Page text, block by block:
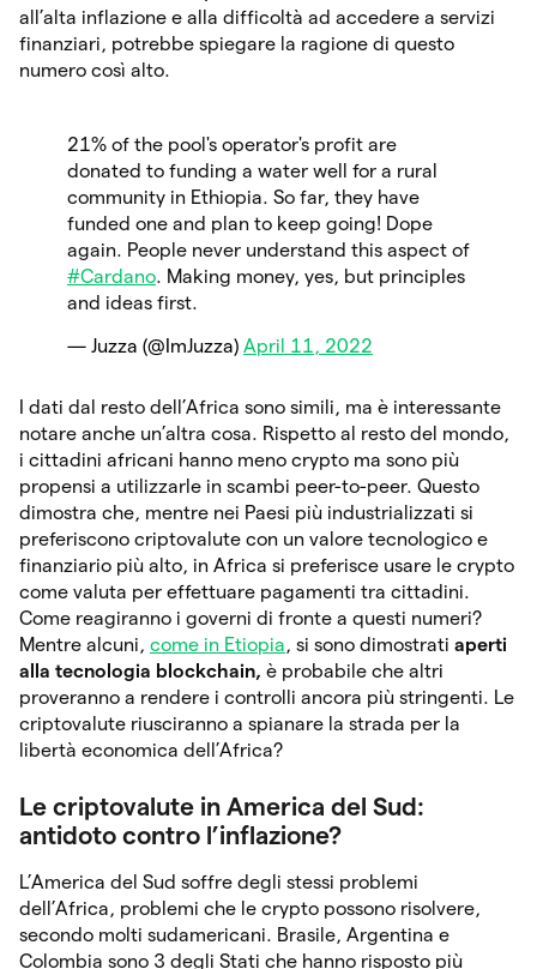
all’alta inflazione e alla difficoltà ad accedere a servizi
finanziari, potrebbe spiegare la ragione di questo
numero così alto.
21% of the pool's operator's profit are
donated to funding a water well for a rural
community in Ethiopia. So far, they have
funded one and plan to keep going! Dope
again. People never understand this aspect of
#Cardano. Making money, yes, but principles
and ideas first.
— Juzza (@ImJuzza) April 11, 2022
I dati dal resto dell’Africa sono simili, ma è interessante
notare anche un’altra cosa. Rispetto al resto del mondo,
i cittadini africani hanno meno crypto ma sono più
propensi a utilizzarle in scambi peer-to-peer. Questo
dimostra che, mentre nei Paesi più industrializzati si
preferiscono criptovalute con un valore tecnologico e
finanziario più alto, in Africa si preferisce usare le crypto
come valuta per effettuare pagamenti tra cittadini.
Come reagiranno i governi di fronte a questi numeri?
Mentre alcuni, come in Etiopia, si sono dimostrati aperti
alla tecnologia blockchain, è probabile che altri
proveranno a rendere i controlli ancora più stringenti. Le
criptovalute riusciranno a spianare la strada per la
libertà economica dell’Africa?
Le criptovalute in America del Sud:
antidoto contro l’inflazione?
L’America del Sud soffre degli stessi problemi
dell’Africa, problemi che le crypto possono risolvere,
secondo molti sudamericani. Brasile, Argentina e
Colombia sono 3 degli Stati che hanno risposto più